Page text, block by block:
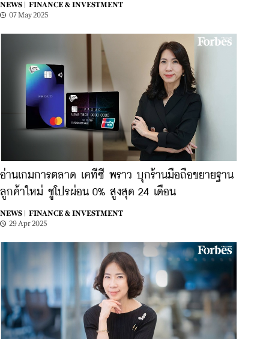
NEWS |
FINANCE & INVESTMENT
07 May 2025
อ่านเกมการตลาด เคทีซี พราว บุกร้านมือถือขยายฐาน
ลูกค้าใหม่ ชูโปรผ่อน 0% สูงสุด 24 เดือน
NEWS |
FINANCE & INVESTMENT
29 Apr 2025